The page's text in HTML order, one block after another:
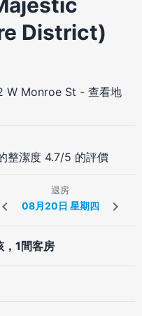
District)
W Monroe St - 查看地
整潔度 4.7/5 的評價
退房
1間客房